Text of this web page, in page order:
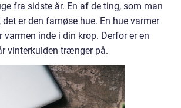
fra sidste år. En af de ting, som man
er den famøse hue. En hue varmer
varmen inde i din krop. Derfor er en
vinterkulden trænger på.